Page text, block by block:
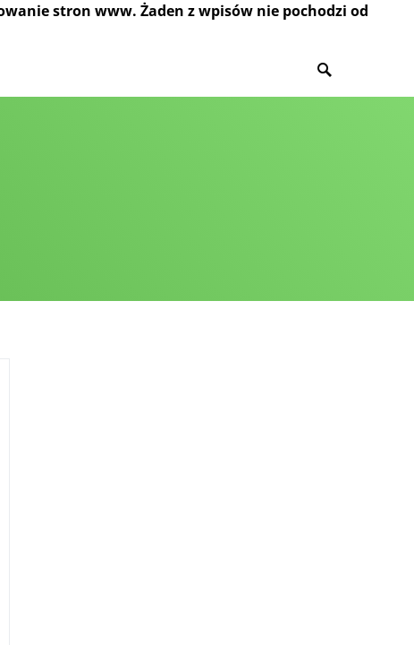
stron www. Żaden z wpisów nie pochodzi od